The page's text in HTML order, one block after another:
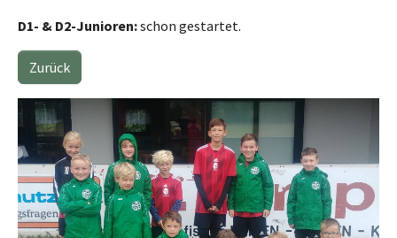
D1- & D2-Junioren:schon gestartet.
Zurück